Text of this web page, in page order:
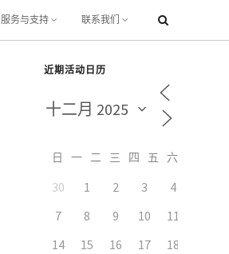
服务与支持 联系我们
近期活动日历
日 一 二 三 四 五
30 1 2 3 4
7
8 9 10 11
14
15 16 17 18